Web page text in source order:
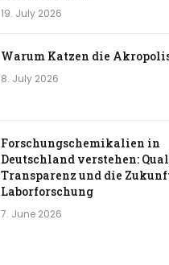
19. July 2026
Warum Katzen die
8. July 2026
Forschungschemikalien in
Deutschland verstehen:
Transparenz und die
Laborforschung
7. June 2026